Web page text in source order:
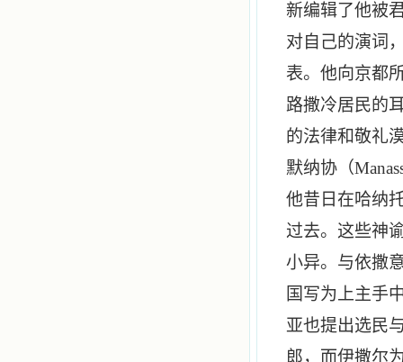
新编辑了他被
对自己的演词
表。他向京都
路撒冷居民的
的法律和敬礼
默纳协（
他昔日在哈纳
过去。这些神
小异。与依撒
国写为上主手
亚也提出选民
郎，而伊撒尔